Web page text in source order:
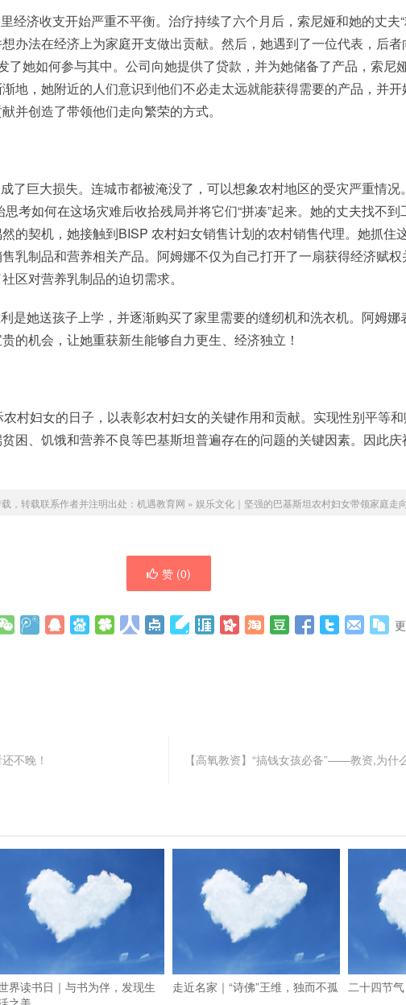
经济收支开始严重不平衡。治疗持续了六个月后，索尼娅和她的丈夫
办法在经济上为家庭开支做出贡献。然后，她遇到了一位代表，后
了她如何参与其中。公司向她提供了贷款，并为她储备了产品，索尼
地，她附近的人们意识到他们不必走太远就能获得需要的产品，并
并创造了带领他们走向繁荣的方式。
了巨大损失。连城市都被淹没了，可以想象农村地区的受灾严重情况
考如何在这场灾难后收拾残局并将它们“拼凑”起来。她的丈夫找不
的契机，她接触到BISP 农村妇女销售计划的农村销售代理。她抓住
乳制品和营养相关产品。阿姆娜不仅为自己打开了一扇获得经济赋
区对营养乳制品的迫切需求。
是她送孩子上学，并逐渐购买了家里需要的缝纫机和洗衣机。阿姆娜
的机会，让她重获新生能够自力更生、经济独立！
村妇女的日子，以表彰农村妇女的关键作用和贡献。实现性别平等
困、饥饿和营养不良等巴基斯坦普遍存在的问题的关键因素。因此
，转载联系作者并注明出处： 机遇教育网 » 娱乐文化｜坚强的巴基斯坦农村妇女带领家庭走
赞 (0)
不晚！
【高氧教资】“搞钱女孩必备”——教资,为什
界读书日｜与书为伴，发现生
走近名家｜“诗佛”王维，独而不孤 二十四节